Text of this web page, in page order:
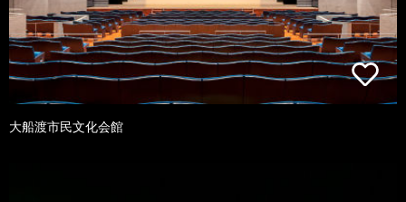
大船渡市民文化会館